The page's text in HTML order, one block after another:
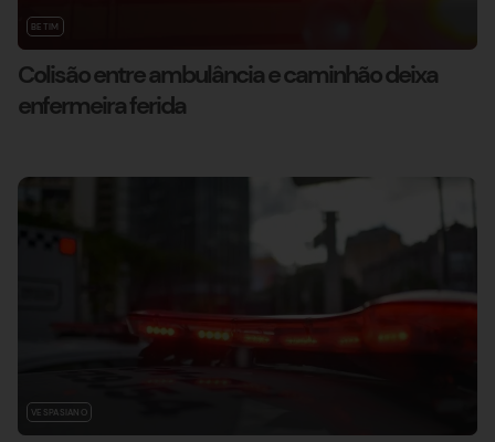
BETIM
Colisão entre ambulância e caminhão deixa
enfermeira ferida
VESPASIANO